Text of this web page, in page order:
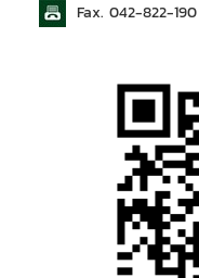
Fax. 042-822-190